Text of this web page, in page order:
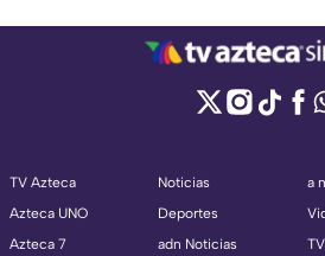
TV Azteca
Azteca UNO
Azteca 7
Noticias
Deportes
adn Noticias
a